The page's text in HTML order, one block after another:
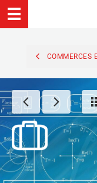
COMMERCES